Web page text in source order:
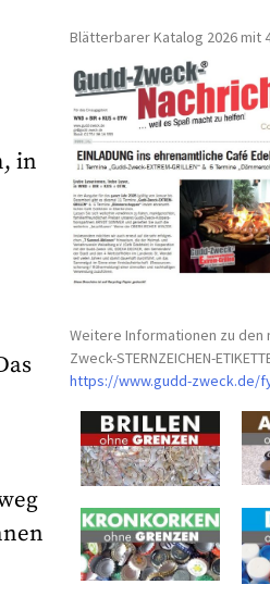
in
Blätterbarer Katalog 2026 mit
Weitere Informationen zu den
Zweck-STERNZEICHEN-
https://www.gudd-zweck.de/